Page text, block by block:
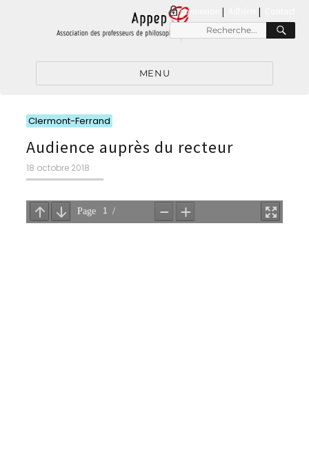
connexion |
Recherche
pour
MENU
Clermont-Ferrand
Audience auprès du recteur
Publié
le
18 octobre 2018